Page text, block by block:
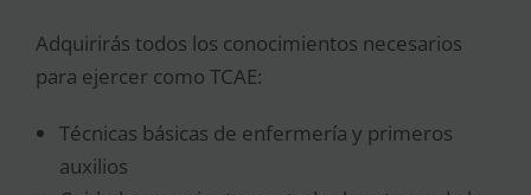
Adquirirás todos los conocimientos necesarios
para ejercer como TCAE:
Técnicas básicas de enfermería y primeros
auxilios